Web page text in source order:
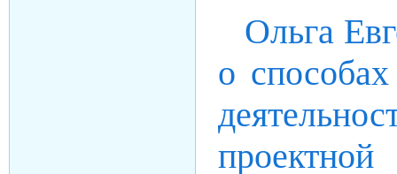
Ольга
о